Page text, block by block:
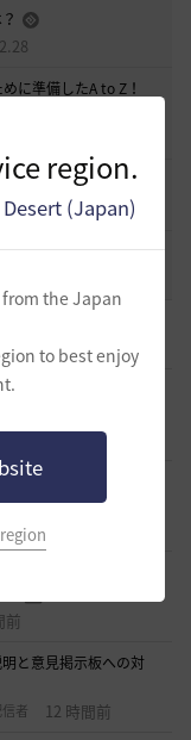
region.
(Japan)
the Japan
to best enjoy
に準備したA to Z！
ルメン募集です
間前
募集!新規復帰者さん
前
しめるメンバー募集
前
と意見掲示板への対
者 12 時間前